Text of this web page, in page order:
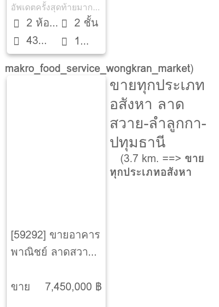
อัพเดตครั้งสุดท้ายมากกว่า 30 วัน
2 ห้อง
นอน43
ตรว.
2 ชั้น
1
ห้องน้ำ
makro_food_service_wongkran_market)
[59292] ขายอาคาร
พาณิชย์ ลาดสวาย-
ขาย
7,450,000 ฿
ขายทุกประเภท
อสังหา ลาด
สวาย-ลำลูกกา-
ปทุมธานี
(3.7 km. ==> ขาย
ทุกประเภทอสังหา